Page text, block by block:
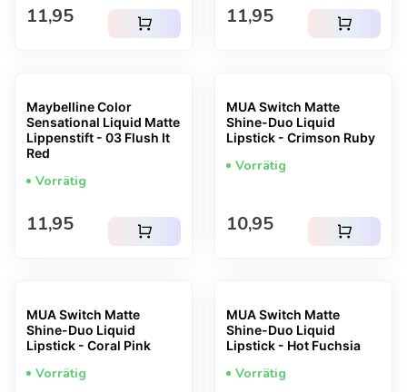
Regulärer Preis
11,95 shopping_cart Regulärer Preis
11,95 shopping_cart
Maybelline Color
Sensational Liquid Matte
Lippenstift - 03 Flush It
Red
Vorrätig
Regulärer Preis
11,95 shopping_cart
MUA Switch Matte
Shine-Duo Liquid
Lipstick - Crimson Ruby
Vorrätig
Regulärer Preis
10,95 shopping_cart
MUA Switch Matte
Shine-Duo Liquid
Lipstick - Coral Pink
Vorrätig
MUA Switch Matte
Shine-Duo Liquid
Lipstick - Hot Fuchsia
Vorrätig